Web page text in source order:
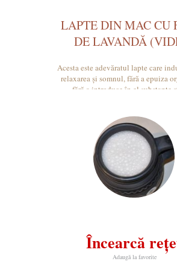
LAPTE DIN MAC CU
DE LAVANDĂ
Acesta este adevăratul lapte care
relaxarea și somnul, fără a epuiza
fără a introduce în el substanțe
Încearcă
Adaugă la favorite